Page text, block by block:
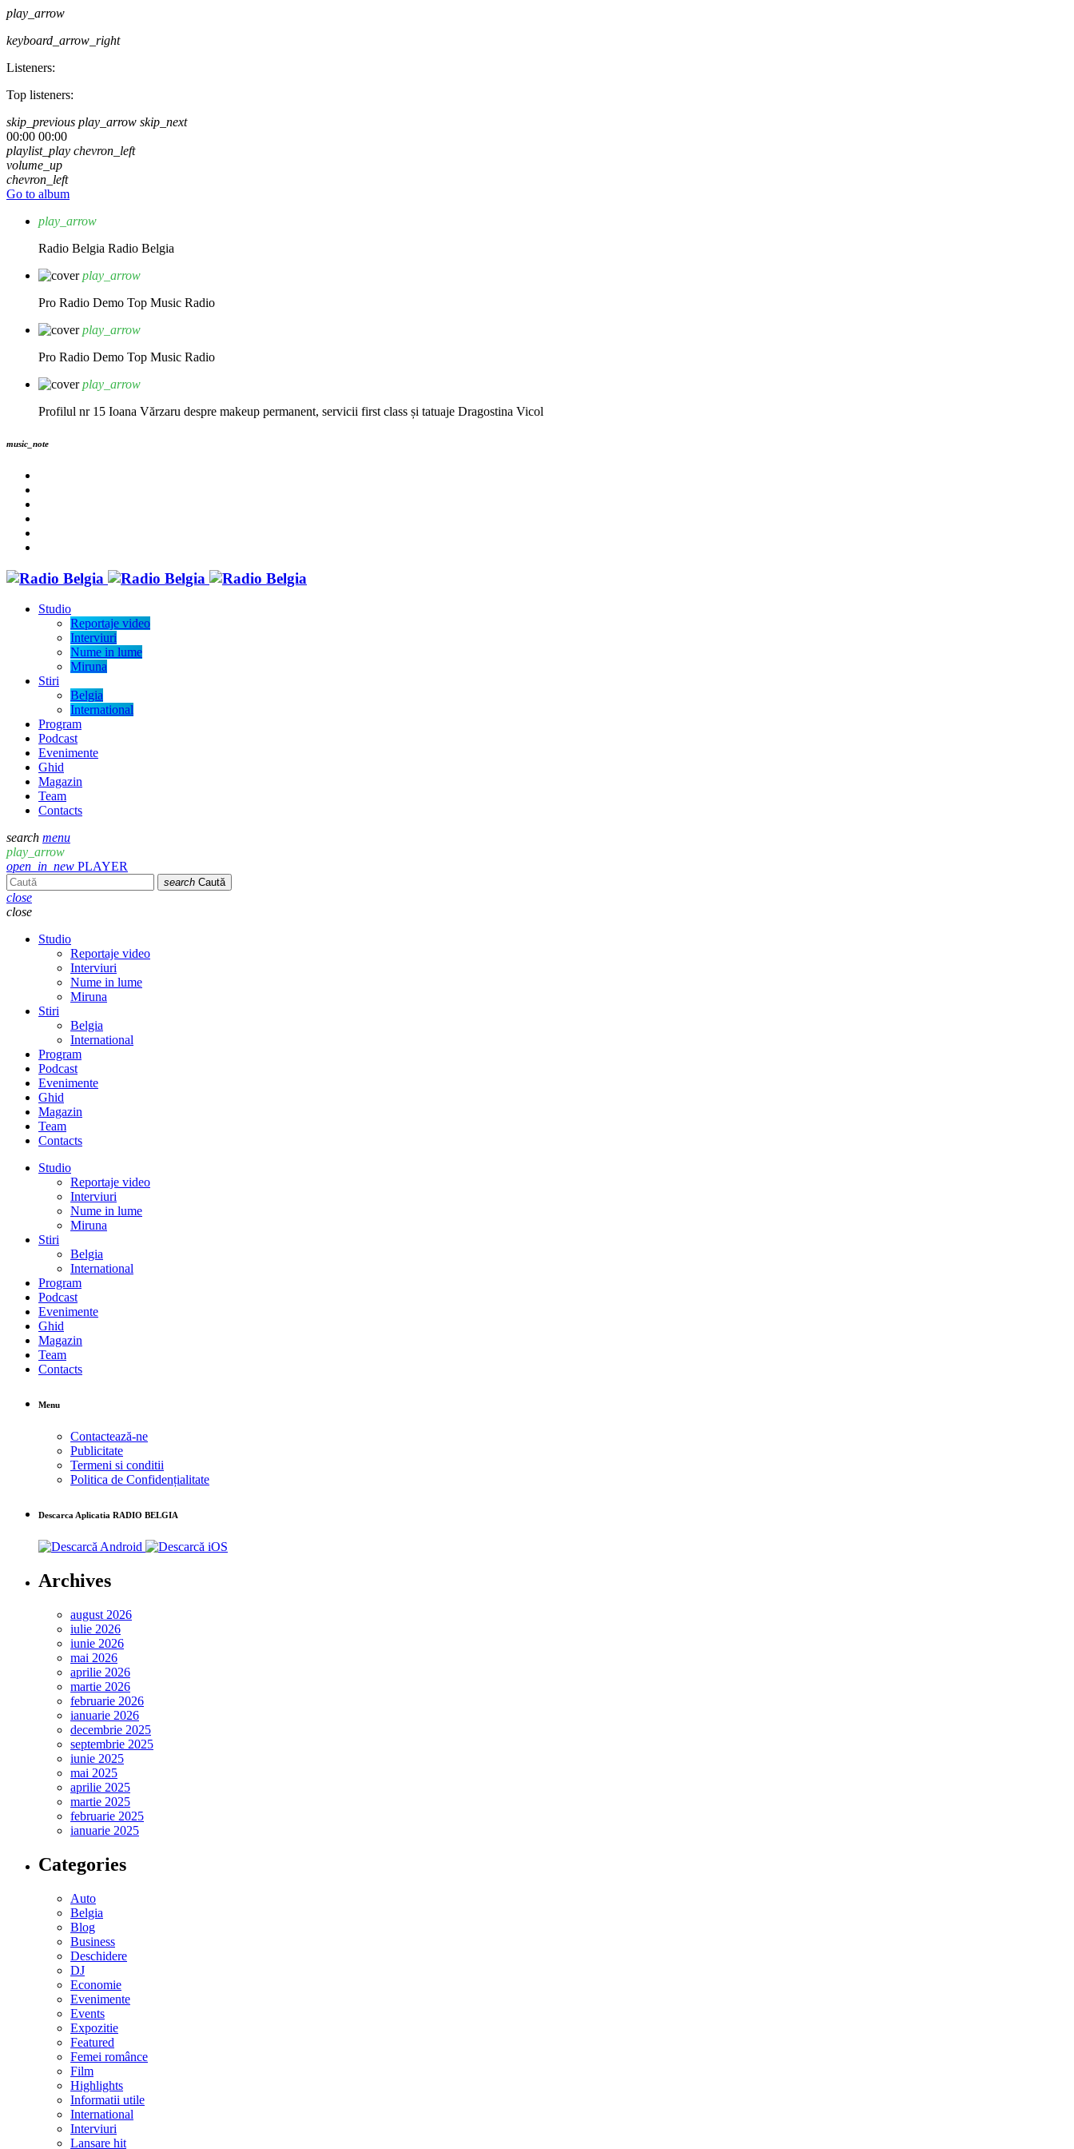
play_arrow
keyboard_arrow_right
Listeners:
Top listeners:
skip_previous play_arrow skip_next
00:00 00:00
playlist_play chevron_left
volume_up
chevron_left
Go to album
play_arrow
Radio Belgia Radio Belgia
play_arrow
Pro Radio Demo Top Music Radio
play_arrow
Pro Radio Demo Top Music Radio
play_arrow
Profilul nr 15 Ioana Vărzaru despre makeup permanent, servicii first class și tatuaje Dragostina Vicol
music_note
Studio
Reportaje video
Interviuri
Nume in lume
Miruna
Stiri
Belgia
International
Program
Podcast
Evenimente
Ghid
Magazin
Team
Contacts
search menu
play_arrow
open_in_new PLAYER
search Caută
close
close
Studio
Reportaje video
Interviuri
Nume in lume
Miruna
Stiri
Belgia
International
Program
Podcast
Evenimente
Ghid
Magazin
Team
Contacts
Studio
Reportaje video
Interviuri
Nume in lume
Miruna
Stiri
Belgia
International
Program
Podcast
Evenimente
Ghid
Magazin
Team
Contacts
Menu
Contactează-ne
Publicitate
Termeni si conditii
Politica de Confidențialitate
Descarca Aplicatia RADIO BELGIA
Archives
august 2026
iulie 2026
iunie 2026
mai 2026
aprilie 2026
martie 2026
februarie 2026
ianuarie 2026
decembrie 2025
septembrie 2025
iunie 2025
mai 2025
aprilie 2025
martie 2025
februarie 2025
ianuarie 2025
Categories
Auto
Belgia
Blog
Business
Deschidere
DJ
Economie
Evenimente
Events
Expozitie
Featured
Femei românce
Film
Highlights
Informatii utile
International
Interviuri
Lansare hit